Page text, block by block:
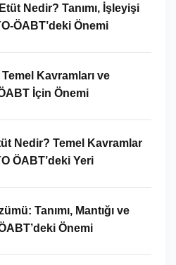
Nedir? Tanımı, İşleyişi
ÖABT’deki Önemi
Kavramları ve
İçin Önemi
Nedir? Temel Kavramlar
ÖABT’deki Yeri
Tanımı, Mantığı ve
Önemi